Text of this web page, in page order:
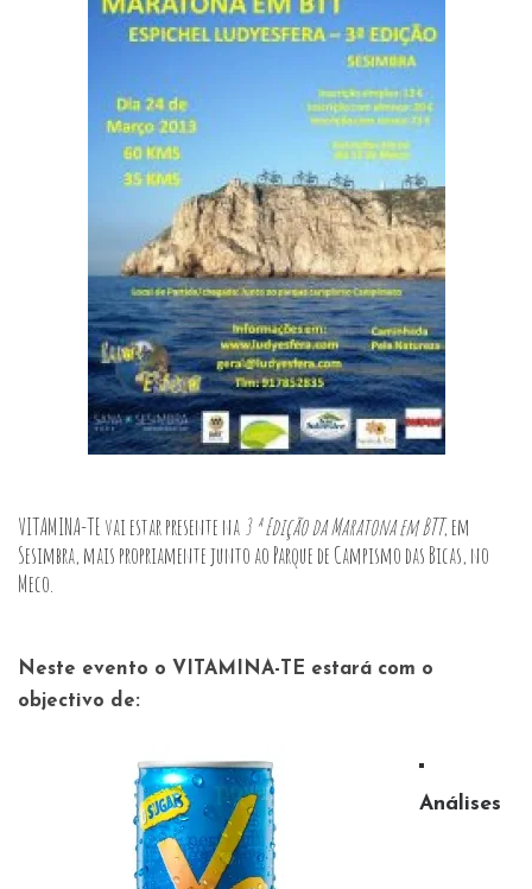
VITAMINA-TE vai estar presente na 3 ª Edição da Maratona em BTT, em
Sesimbra, mais propriamente junto ao Parque de Campismo das Bicas, no
Meco.
Neste evento o VITAMINA-TE estará com o
objectivo de:
Análises